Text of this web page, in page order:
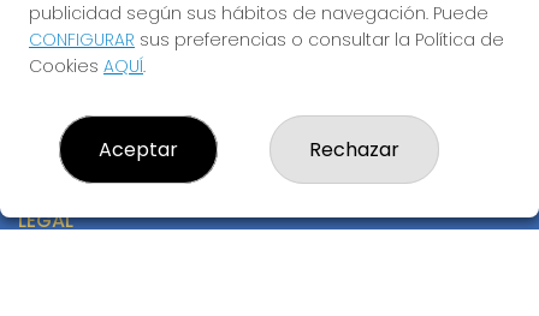
956073495
Clica aquí para contactar por WhatsApp
640517524
info@administracionelpelotazo.es
Callejones Cardoso nº12
Cádiz, 11002
(Cádiz) España
LEGAL
publicidad según sus hábitos de navegación. Puede
CONFIGURAR sus preferencias o consultar la Política de
Cookies AQUÍ.
Aceptar Rechazar